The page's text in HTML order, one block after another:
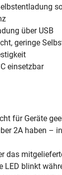
über USB
geringe
einsetzbar
für Geräte
2A haben –
das
LED blinkt